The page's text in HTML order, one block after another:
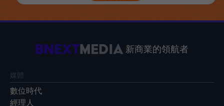
新商業的領航者
媒體
數位時代
經理人